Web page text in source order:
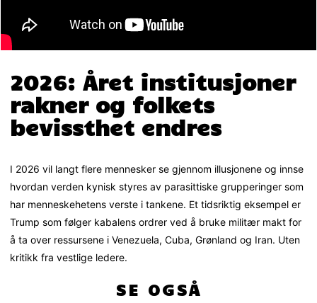
2026: Året institusjoner
rakner og folkets
bevissthet endres
I 2026 vil langt flere mennesker se gjennom illusjonene og innse
hvordan verden kynisk styres av parasittiske grupperinger som
har menneskehetens verste i tankene. Et tidsriktig eksempel er
Trump som følger kabalens ordrer ved å bruke militær makt for
å ta over ressursene i Venezuela, Cuba, Grønland og Iran. Uten
kritikk fra vestlige ledere.
SE OGSÅ